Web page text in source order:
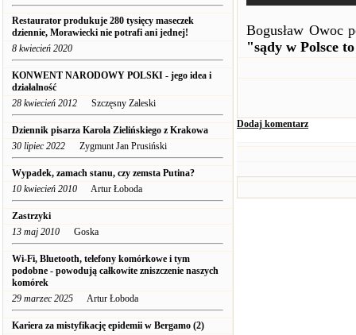
Restaurator produkuje 280 tysięcy maseczek
dziennie, Morawiecki nie potrafi ani jednej!
8 kwiecień 2020
KONWENT NARODOWY POLSKI - jego idea i
działalność
28 kwiecień 2012 Szczęsny Zaleski
Dziennik pisarza Karola Zielińskiego z Krakowa
30 lipiec 2022 Zygmunt Jan Prusiński
Wypadek, zamach stanu, czy zemsta Putina?
10 kwiecień 2010 Artur Łoboda
Zastrzyki
13 maj 2010 Goska
Wi-Fi, Bluetooth, telefony komórkowe i tym
podobne - powodują całkowite zniszczenie naszych
komórek
29 marzec 2025 Artur Łoboda
Kariera za mistyfikację epidemii w Bergamo (2)
Bogusław Owoc
"sądy w Polsce
Dodaj komentarz